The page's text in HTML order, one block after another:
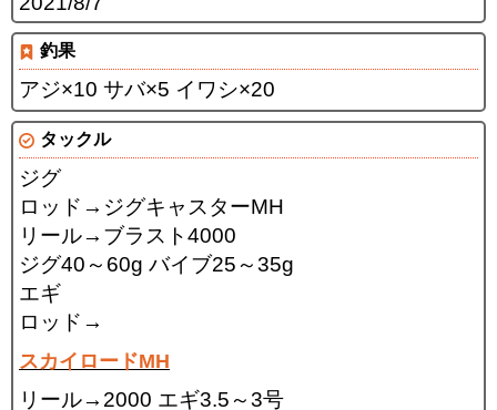
釣果
アジ×10 サバ×5 イワシ×20
タックル
ジグ
ロッド→ジグキャスターMH
リール→ブラスト4000
ジグ40～60g バイブ25～35g
エギ
ロッド→
スカイロードMH
リール→2000 エギ3.5～3号